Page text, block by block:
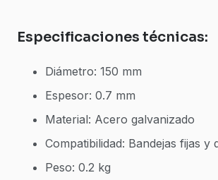
Especificaciones técnicas:
Diámetro: 150 mm
Espesor: 0.7 mm
Material: Acero galvanizado
Compatibilidad: Bandejas fijas y
Peso: 0.2 kg